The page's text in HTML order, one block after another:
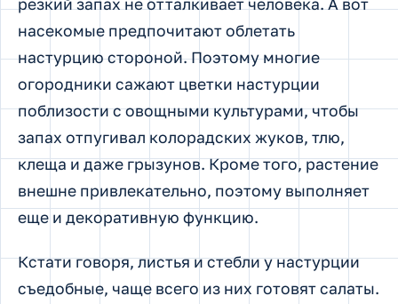
резкий запах не отталкивает человека. А вот
насекомые предпочитают облетать
настурцию стороной. Поэтому многие
огородники сажают цветки настурции
поблизости с овощными культурами, чтобы
запах отпугивал колорадских жуков, тлю,
клеща и даже грызунов. Кроме того, растение
внешне привлекательно, поэтому выполняет
еще и декоративную функцию.
Кстати говоря, листья и стебли у настурции
съедобные, чаще всего из них готовят салаты.